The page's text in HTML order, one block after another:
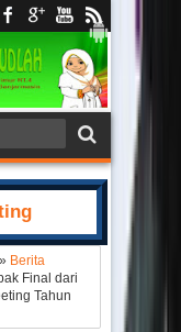
» Berita
Final dari
Tahun